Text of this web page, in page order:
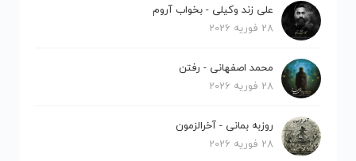
علی زند وکیلی - بخواب آروم
28 فوریه 2026
محمد اصفهانی - رفتن
28 فوریه 2026
روزبه بمانی - آخرالزمون
28 فوریه 2026